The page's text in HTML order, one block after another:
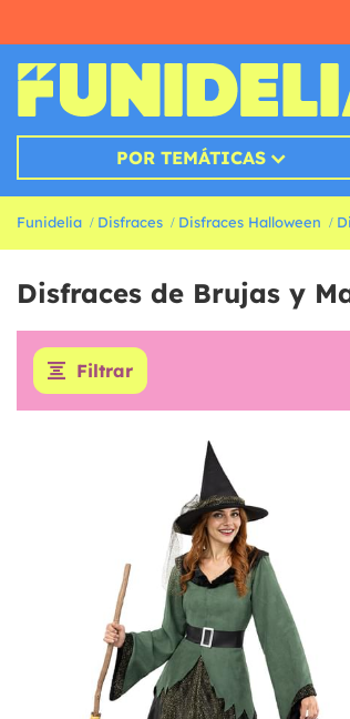
POR TEMÁTICAS
Funidelia Disfraces Disfraces Halloween
Disfraces de Brujas y
Filtrar